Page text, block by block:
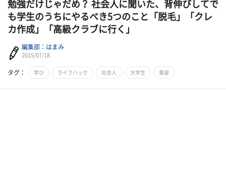
勉強だけじゃだめ？ 社会人に聞いた、背伸びしてで
も学生のうちにやるべき5つのこと「脱毛」「クレ
カ作成」「高級クラブに行く」
編集部：はまみ
2015/07/18
タグ： 学び ライフハック 社会人 大学生 美容